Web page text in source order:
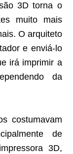
3D torna o
muito mais
O arquiteto
e enviá-lo
irá imprimir a
da
costumavam
de
3D,